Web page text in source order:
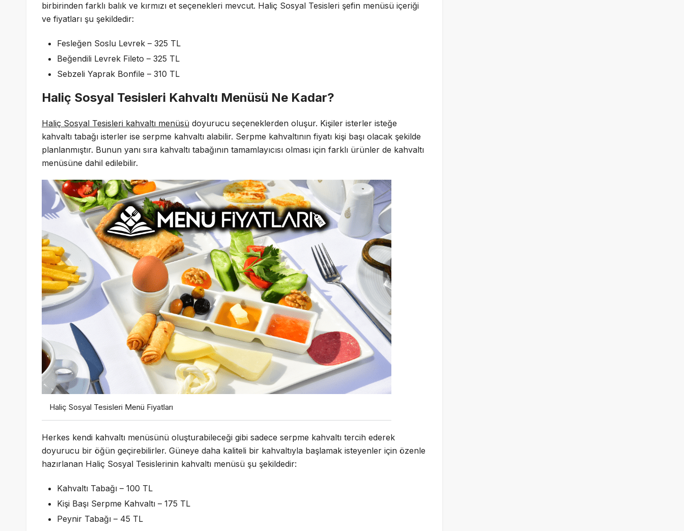
birbirinden farklı balık ve kırmızı et seçenekleri mevcut. Haliç Sosyal Tesisleri şefin menüsü içeriği
ve fiyatları şu şekildedir:
Fesleğen Soslu Levrek – 325 TL
Beğendili Levrek Fileto – 325 TL
Sebzeli Yaprak Bonfile – 310 TL
Haliç Sosyal Tesisleri Kahvaltı Menüsü Ne Kadar?
Haliç Sosyal Tesisleri kahvaltı menüsü doyurucu seçeneklerden oluşur. Kişiler isterler isteğe
kahvaltı tabağı isterler ise serpme kahvaltı alabilir. Serpme kahvaltının fiyatı kişi başı olacak şekilde
planlanmıştır. Bunun yanı sıra kahvaltı tabağının tamamlayıcısı olması için farklı ürünler de kahvaltı
menüsüne dahil edilebilir.
Haliç Sosyal Tesisleri Menü Fiyatları
Herkes kendi kahvaltı menüsünü oluşturabileceği gibi sadece serpme kahvaltı tercih ederek
doyurucu bir öğün geçirebilirler. Güneye daha kaliteli bir kahvaltıyla başlamak isteyenler için özenle
hazırlanan Haliç Sosyal Tesislerinin kahvaltı menüsü şu şekildedir:
Kahvaltı Tabağı – 100 TL
Kişi Başı Serpme Kahvaltı – 175 TL
Peynir Tabağı – 45 TL